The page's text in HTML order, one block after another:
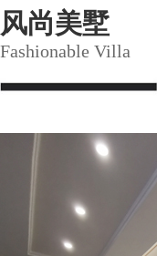
风尚美墅
Fashionable Villa